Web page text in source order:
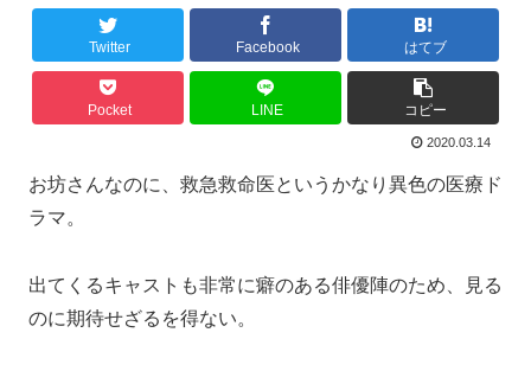
Twitter Facebook はてブ
Pocket LINE コピー
2020.03.14
お坊さんなのに、救急救命医というかなり異色の医療ド
ラマ。
出てくるキャストも非常に癖のある俳優陣のため、見る
のに期待せざるを得ない。